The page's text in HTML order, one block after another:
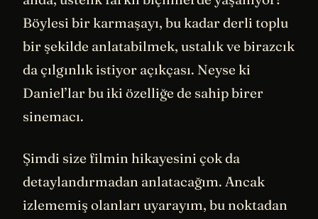
Böylesi bir karmaşayı, bu kadar derli toplu
bir şekilde anlatabilmek, ustalık ve birazcık
da çılgınlık istiyor açıkçası. Neyse ki
Daniel’lar bu iki özelliğe de sahip birer
sinemacı.
Şimdi size filmin hikayesini çok da
detaylandırmadan anlatacağım. Ancak
izlememiş olanları uyarayım, bu noktadan